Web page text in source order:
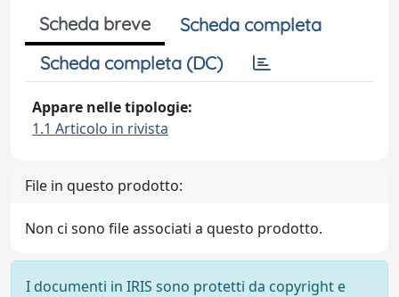
Scheda breve
Scheda completa
Scheda completa (DC)
Appare nelle tipologie:
1.1 Articolo in rivista
File in questo prodotto:
Non ci sono file associati a questo prodotto.
I documenti in IRIS sono protetti da copyright e